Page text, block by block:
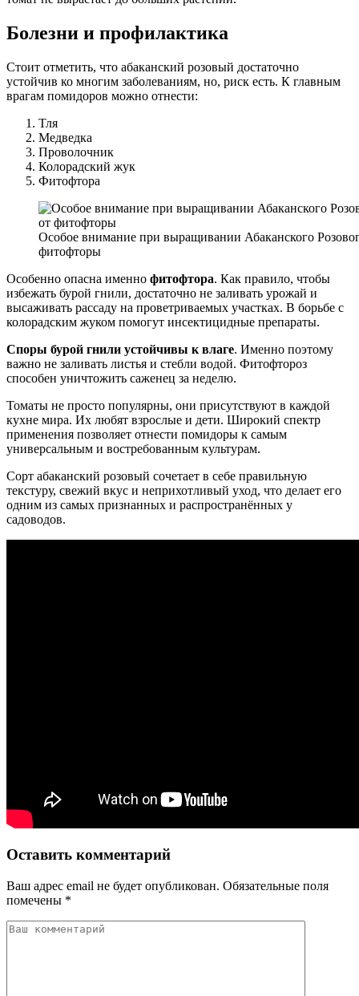
Болезни и профилактика
Стоит отметить, что абаканский розовый достаточно
устойчив ко многим заболеваниям, но, риск есть. К главным
врагам помидоров можно отнести:
Тля
Медведка
Проволочник
Колорадский жук
Фитофтора
Особое внимание при выращивании Абаканского
фитофторы
Особенно опасна именно фитофтора. Как правило, чтобы
избежать бурой гнили, достаточно не заливать урожай и
высаживать рассаду на проветриваемых участках. В борьбе с
колорадским жуком помогут инсектицидные препараты.
Споры бурой гнили устойчивы к влаге. Именно поэтому
важно не заливать листья и стебли водой. Фитофтороз
способен уничтожить саженец за неделю.
Томаты не просто популярны, они присутствуют в каждой
кухне мира. Их любят взрослые и дети. Широкий спектр
применения позволяет отнести помидоры к самым
универсальным и востребованным культурам.
Сорт абаканский розовый сочетает в себе правильную
текстуру, свежий вкус и неприхотливый уход, что делает его
одним из самых признанных и распространённых у
садоводов.
Оставить комментарий
Ваш адрес email не будет опубликован. Обязательные поля
помечены *